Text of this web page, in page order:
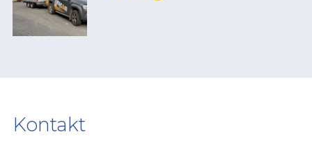
Kontakt